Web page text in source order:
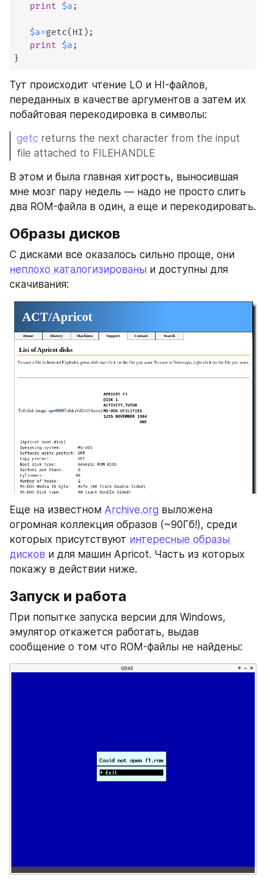
print $a ;
$a=getc( HI ) ;
print $a ;
}
Тут происходит чтение LO и HI-файлов,
переданных в качестве аргументов а затем их
побайтовая перекодировка в символы:
getc returns the next character from the input
file attached to FILEHANDLE
В этом и была главная хитрость, выносившая
мне мозг пару недель — надо не просто слить
два ROM-файла в один, а еще и перекодировать.
Образы дисков
неплохо каталогизированы и доступны для
скачивания:
Еще на известном Archive.org выложена
огромная коллекция образов (~90Гб!), среди
которых присутствуют интересные образы
дисков и для машин Apricot. Часть из которых
покажу в действии ниже.
Запуск и работа
При попытке запуска версии для Windows,
эмулятор откажется работать, выдав
сообщение о том что ROM-файлы не найдены: